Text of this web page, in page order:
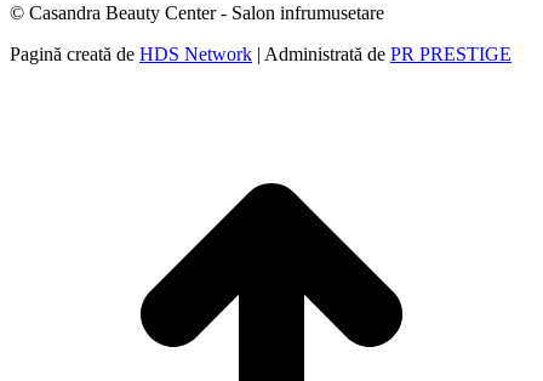
© Casandra Beauty Center - Salon infrumusetare
Pagină creată de HDS Network | Administrată de PR PRESTIGE